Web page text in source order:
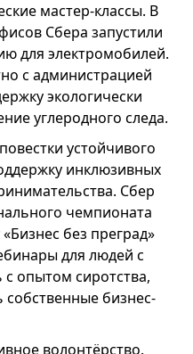
мастер-классы. В
Сбера запустили
для электромобилей.
с администрацией
экологически
углеродного следа.
устойчивого
инклюзивных
Сбер
чемпионата
без преград»
для людей с
опытом сиротства,
бизнес-
волонтёрство.